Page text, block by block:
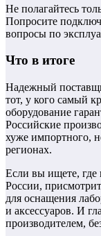
Не полагайтесь
Попросите
вопросы по
Что в итоге
Надежный
тот, у кого самый
оборудование
Российские
хуже импортного,
регионах.
Если вы ищете, где
России,
для оснащения
и аксессуаров. И
производителем,